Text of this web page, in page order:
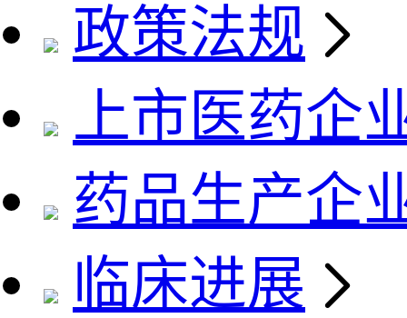
政策法规
上市医药企
药品生产企
临床进展